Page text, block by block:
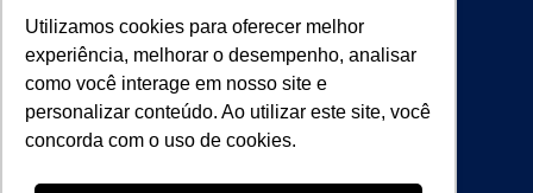
Utilizamos cookies para oferecer melhor
experiência, melhorar o desempenho, analisar
como você interage em nosso site e
personalizar conteúdo. Ao utilizar este site, você
concorda com o uso de cookies.
Site 100% Seguro